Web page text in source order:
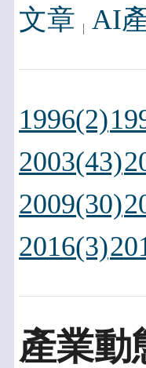
文章 AI
1996(2)
2003(43)
2009(30)
2016(3)
產業動